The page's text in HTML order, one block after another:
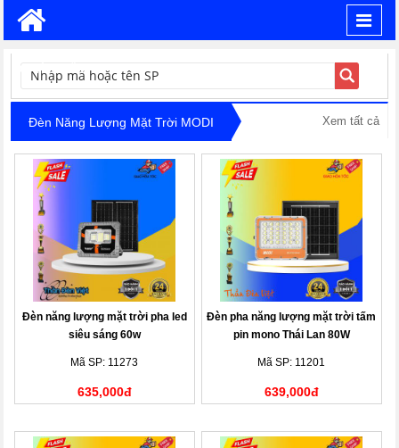
TÌM KIẾM
Đèn Năng Lượng Mặt Trời MODI Xem tất cả
Đèn năng lượng mặt trời pha led
siêu sáng 60w
Mã SP: 11273
635,000đ
Đèn pha năng lượng mặt trời tấm
pin mono Thái Lan 80W
Mã SP: 11201
639,000đ